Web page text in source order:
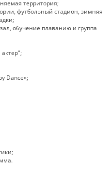
территория;
футбольный стадион, зимняя
обучение плаванию и группа
Dance»;